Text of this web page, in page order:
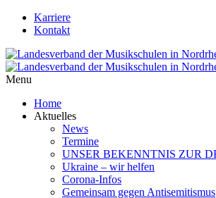
Karriere
Kontakt
Menu
Home
Aktuelles
News
Termine
UNSER BEKENNTNIS ZUR
Ukraine – wir helfen
Corona-Infos
Gemeinsam gegen Antisemitismus